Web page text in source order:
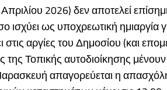
2026) δεν αποτελεί
ισχύει ως υποχρεωτική ημιαργία
αργίες του Δημοσίου (και
της Τοπικής αυτοδιοίκησης
απαγορεύεται η